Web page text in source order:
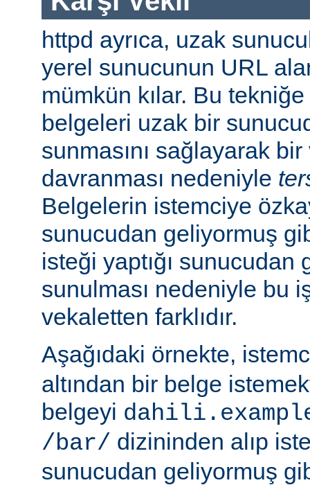
httpd ayrıca, uzak
yerel sunucunun URL
mümkün kılar. Bu
belgeleri uzak bir
sunmasını sağlayarak
davranması nedeniyle
Belgelerin istemciye
sunucudan geliyormuş
isteği yaptığı sunucudan
sunulması nedeniyle bu
vekaletten farklıdır.
Aşağıdaki örnekte,
altından bir belge
belgeyi
/bar/ dizininden alıp
sunucudan geliyormuş